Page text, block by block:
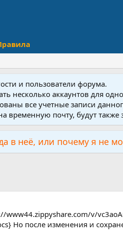
и пользователи форума.
несколько аккаунтов для
все учетные записи
временную почту, будут также
в неё, или почему я не
www44.zippyshare.com/v/
Но после изменения и